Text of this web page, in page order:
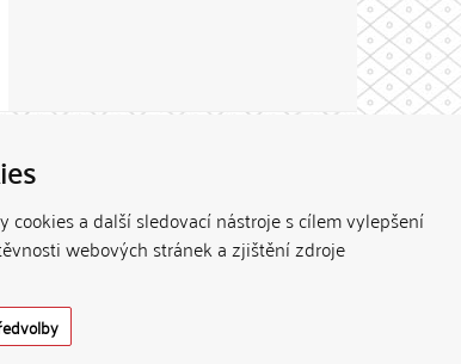
a další sledovací nástroje s cílem vylepšení
webových stránek a zjištění zdroje